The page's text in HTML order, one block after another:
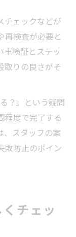
チェックなどが
再検査が必要と
車検証とステッ
取りの良さがそ
？』という疑問
程度で完了する
、スタッフの案
敗防止のポイン
チェッ